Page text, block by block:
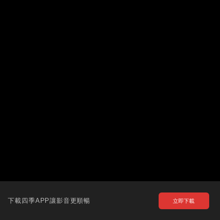
下載四季APP讓影音更順暢 立即下載